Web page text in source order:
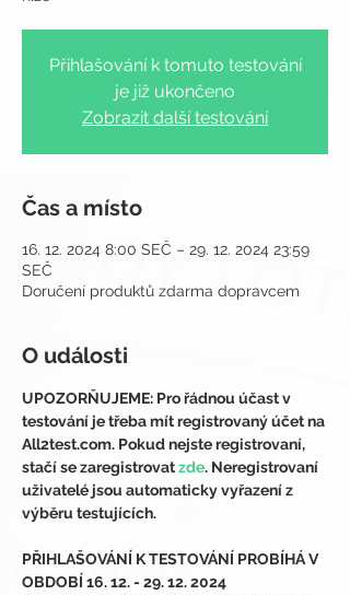
Přihlašování k tomuto testování
je již ukončeno
Zobrazit další testování
Čas a místo
16. 12. 2024 8:00 SEČ – 29. 12. 2024 23:59
SEČ
Doručení produktů zdarma dopravcem
O události
UPOZORŇUJEME: Pro řádnou účast v
testování je třeba mít registrovaný účet na
All2test.com. Pokud nejste registrovaní,
stačí se zaregistrovat zde. Neregistrovaní
uživatelé jsou automaticky vyřazení z
výběru testujících.
PŘIHLAŠOVÁNÍ K TESTOVÁNÍ PROBÍHÁ V
OBDOBÍ 16. 12. - 29. 12. 2024